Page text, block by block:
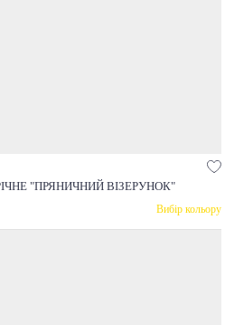
"ПРЯНИЧНИЙ ВІЗЕРУНОК"
Вибір кольору